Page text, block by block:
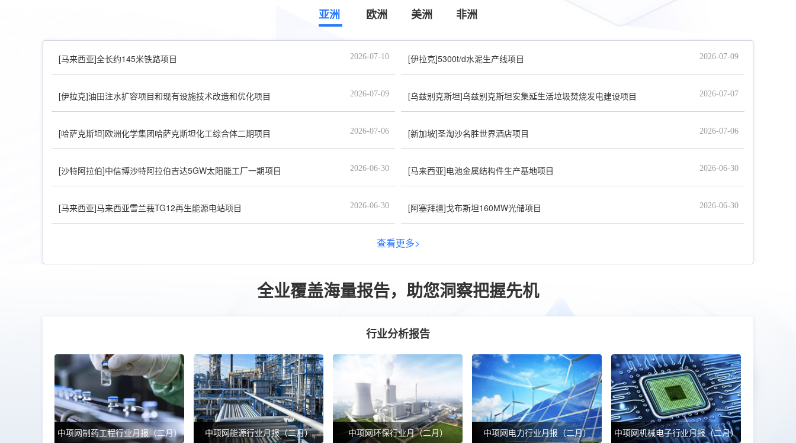
区域数据鲜活透视，精准追踪热度尽现
招标汇总 竞争汇总 市场容量汇总 投资额汇总
2025年四季度华东地区IT设备招标单位汇总名单 2025-12-31 [招标汇总]2025年四季度华东地区运输设备招标公司汇总名单
2025-12-31 [招标汇总]
[招标汇总]2025年四季度西北地区生产设备招标公司汇总名单 [招标汇总] 2025年四季度华东地区生产设备招标企业汇总名单 2025-12-31
[招标汇总]2025年四季度西南地区生产设备招标单位汇总名单 2025-12-31 [招标汇总]2025年四季度华中地区IT设备招标企业汇总名单 2025-12-31
亚洲 欧洲 美洲 非洲
[马来西亚]全长约145米铁路项目 2026-07-10 [伊拉克]5300t/d水泥生产线项目 2026-07-09
[伊拉克]油田注水扩容项目和现有设施技术改造和优化项目 2026-07-09 [乌兹别克斯坦]乌兹别克斯坦安集延生活垃圾焚烧发电建设项目 2026-07-07
[哈萨克斯坦]欧洲化学集团哈萨克斯坦化工综合体二期项目 2026-07-06 [新加坡]圣淘沙名胜世界酒店项目 2026-07-06
[沙特阿拉伯]中信博沙特阿拉伯吉达5GW太阳能工厂一期项目 2026-06-30 [马来西亚]电池金属结构件生产基地项目 2026-06-30
[马来西亚]马来西亚雪兰莪TG12再生能源电站项目 2026-06-30 [阿塞拜疆]戈布斯坦160MW光储项目 2026-06-30
查看更多>
全业覆盖海量报告，助您洞察把握先机
行业分析报告
中项网制药工程行业月报（二月） 中项网能源行业月报（二月） 中项网环保行业月（二月） 中项网电力行业月报（二月） 中项网机械电子行业月报（二月）